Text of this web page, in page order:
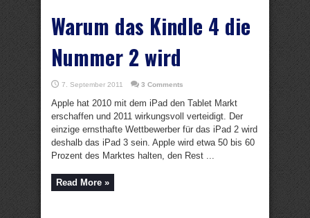
Warum das Kindle 4 die
Nummer 2 wird
7. September 2011 3 Comments
Apple hat 2010 mit dem iPad den Tablet Markt
erschaffen und 2011 wirkungsvoll verteidigt. Der
einzige ernsthafte Wettbewerber für das iPad 2 wird
deshalb das iPad 3 sein. Apple wird etwa 50 bis 60
Prozent des Marktes halten, den Rest ...
Read More »